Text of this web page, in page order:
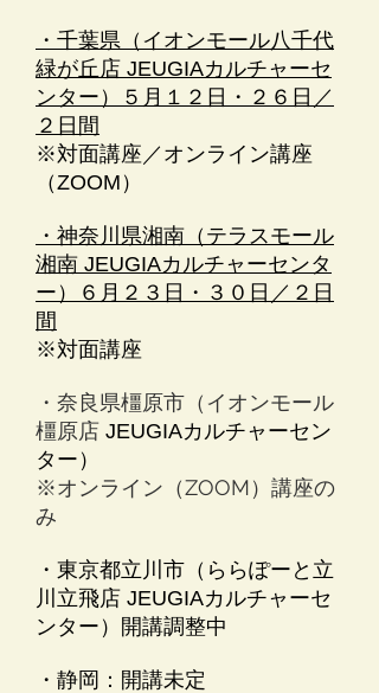
・千葉県（イオンモール八千代
緑が丘店 JEUGIAカルチャーセ
ンター）５月１２日・２６日／
２日間
※対面講座／オンライン講座
（ZOOM）
・神奈川県湘南（テラスモール
湘南 JEUGIAカルチャーセンタ
ー）６月２３日・３０日／２日
間
※対面講座
・奈良県橿原市（イオンモール
橿原店 JEUGIAカルチャーセン
ター）
※オンライン（ZOOM）講座の
み
・東京都立川市（ららぽーと立
川立飛店 JEUGIAカルチャーセ
ンター） 開講調整中
・静岡：開講未定